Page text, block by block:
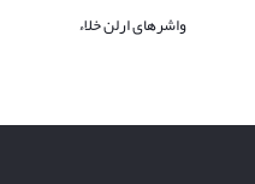
واشرهای ارلن خلاء